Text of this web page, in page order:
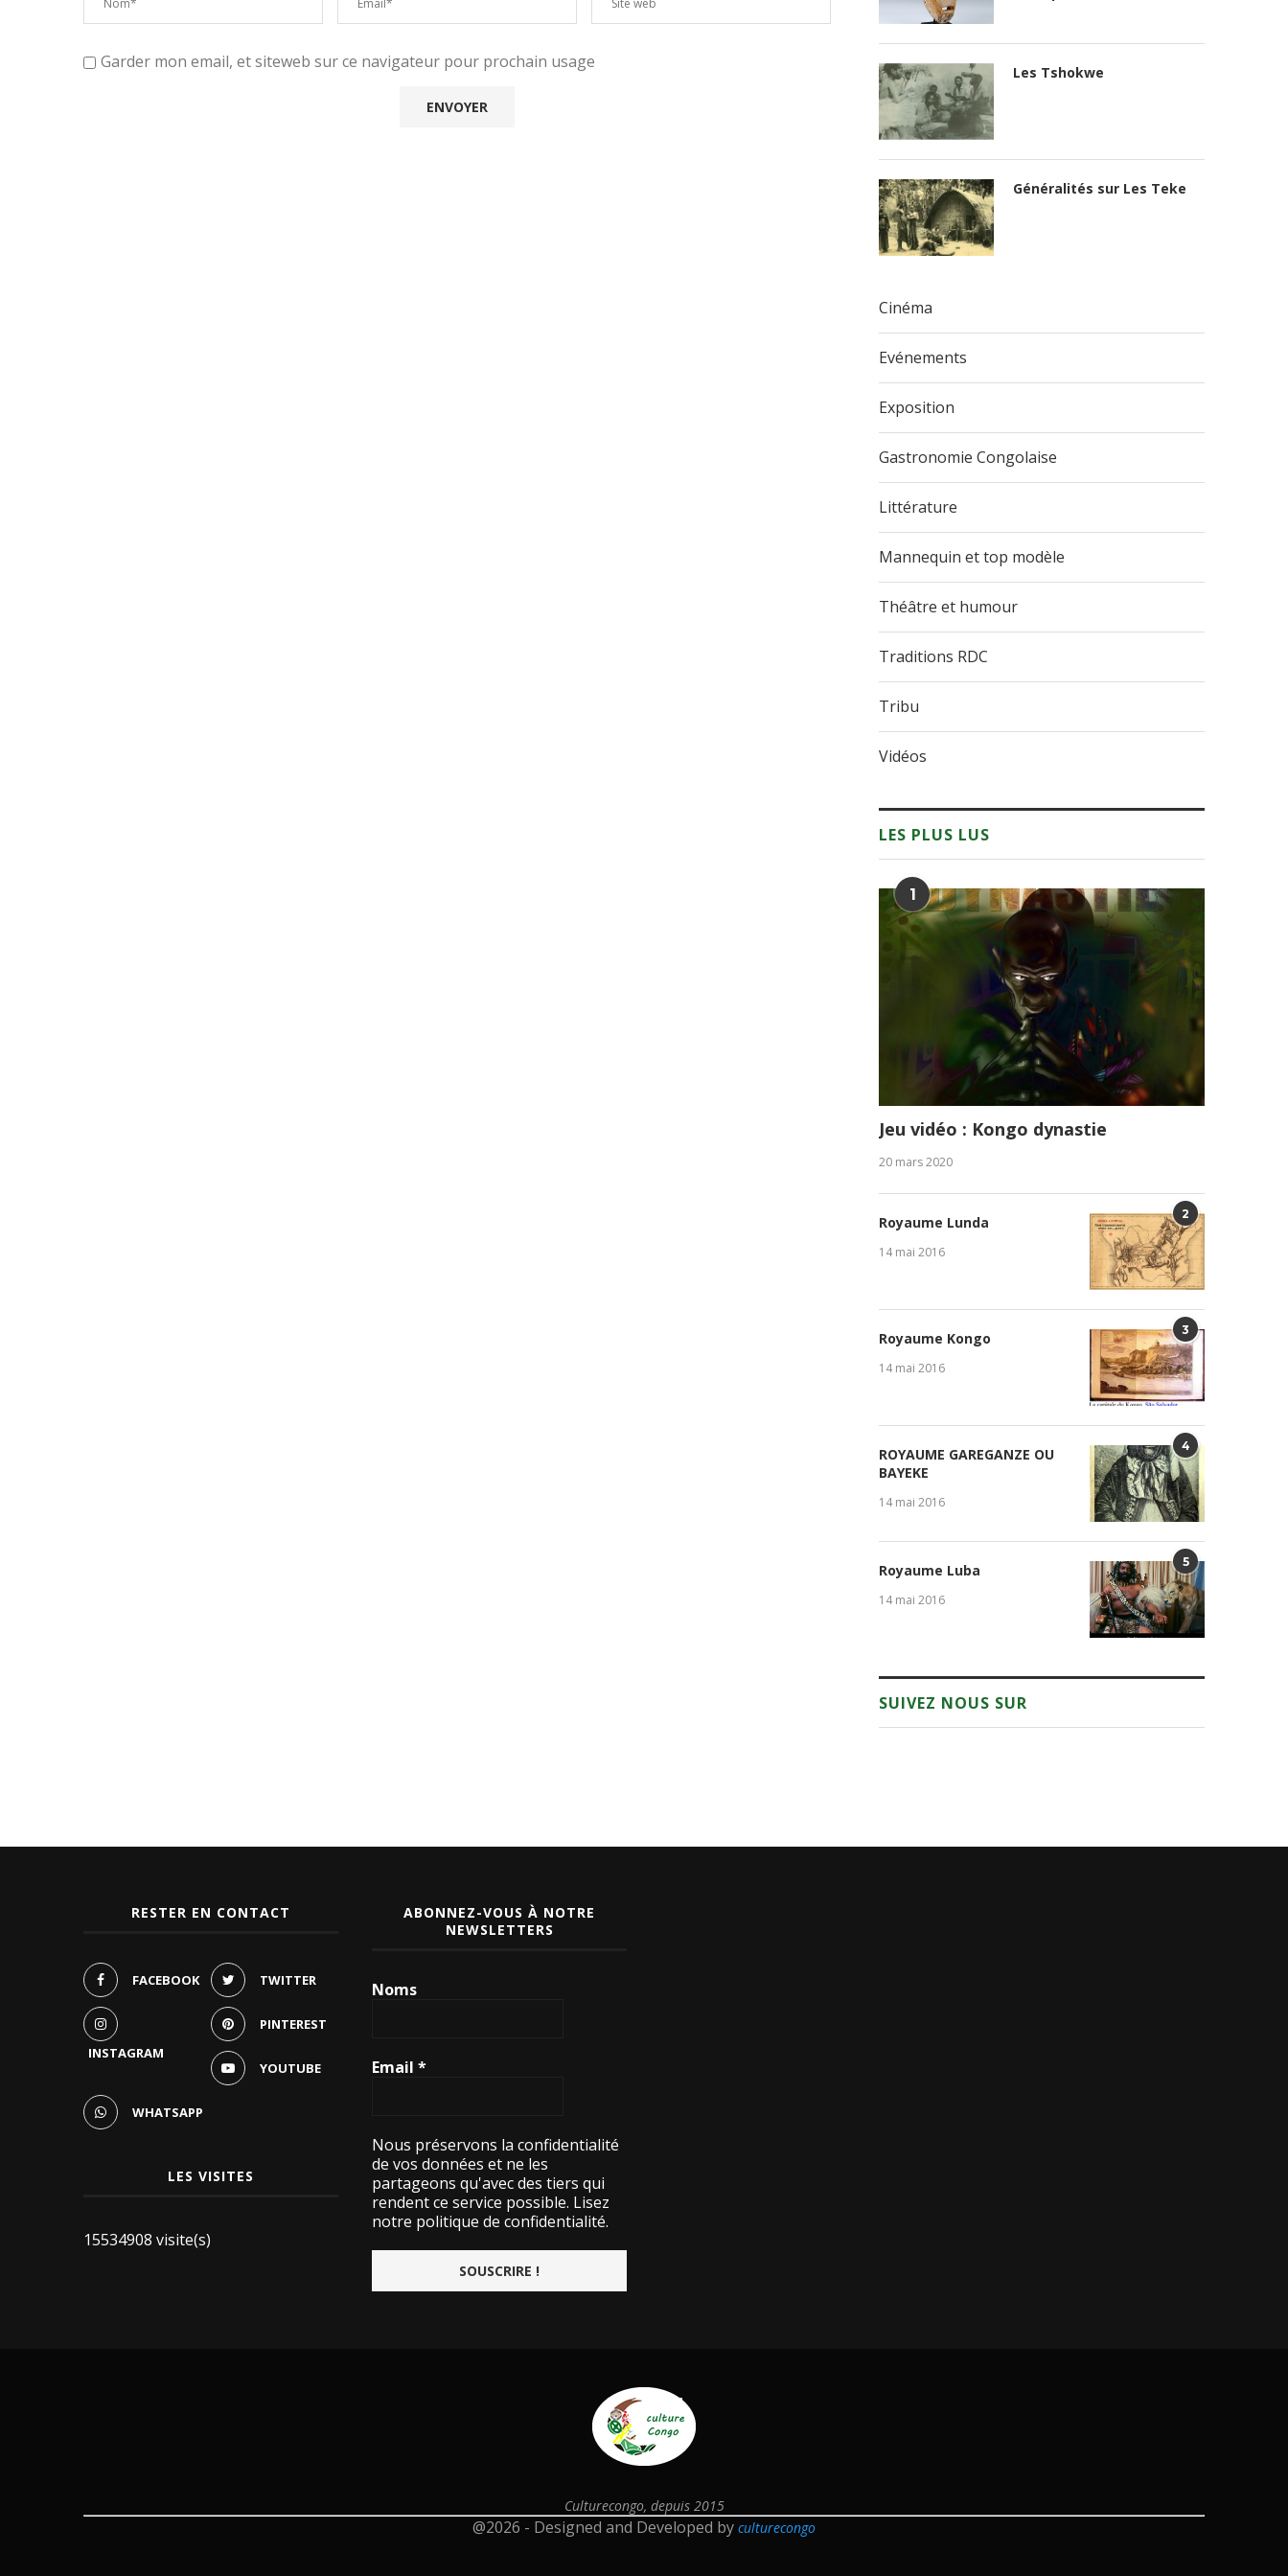
Garder mon email, et siteweb sur ce navigateur pour prochain usage
Les Tshokwe
Généralités sur Les Teke
Cinéma
Evénements
Exposition
Gastronomie Congolaise
Littérature
Mannequin et top modèle
Théâtre et humour
Traditions RDC
Tribu
Vidéos
LES PLUS LUS
1
Jeu vidéo : Kongo dynastie
20 mars 2020
2
Royaume Lunda
14 mai 2016
3
Royaume Kongo
14 mai 2016
4
ROYAUME GAREGANZE OU
BAYEKE
14 mai 2016
5
Royaume Luba
14 mai 2016
SUIVEZ NOUS SUR
RESTER EN CONTACT
FACEBOOK TWITTER
INSTAGRAM
PINTEREST
YOUTUBE
WHATSAPP
LES VISITES
15534908 visite(s)
ABONNEZ-VOUS À NOTRE
NEWSLETTERS
Noms
Email*
Nous préservons la confidentialité
de vos données et ne les
partageons qu'avec des tiers qui
rendent ce service possible. Lisez
notre politique de confidentialité.
Culturecongo, depuis 2015
@2026 - Designed and Developed by culturecongo